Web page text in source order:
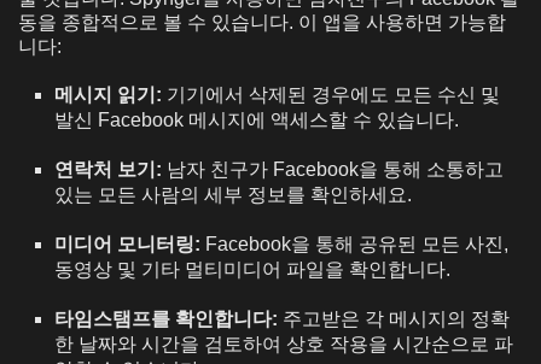
동을 종합적으로 볼 수 있습니다. 이 앱을 사용하면 가능합
니다:
메시지 읽기: 기기에서 삭제된 경우에도 모든 수신 및
발신 Facebook 메시지에 액세스할 수 있습니다.
연락처 보기: 남자 친구가 Facebook을 통해 소통하고
있는 모든 사람의 세부 정보를 확인하세요.
미디어 모니터링: Facebook을 통해 공유된 모든 사진,
동영상 및 기타 멀티미디어 파일을 확인합니다.
타임스탬프를 확인합니다: 주고받은 각 메시지의 정확
한 날짜와 시간을 검토하여 상호 작용을 시간순으로 파